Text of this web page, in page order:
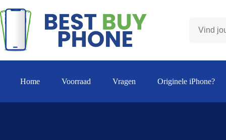
naar
de
inhoud
Home Voorraad Vragen Originele iPhone?